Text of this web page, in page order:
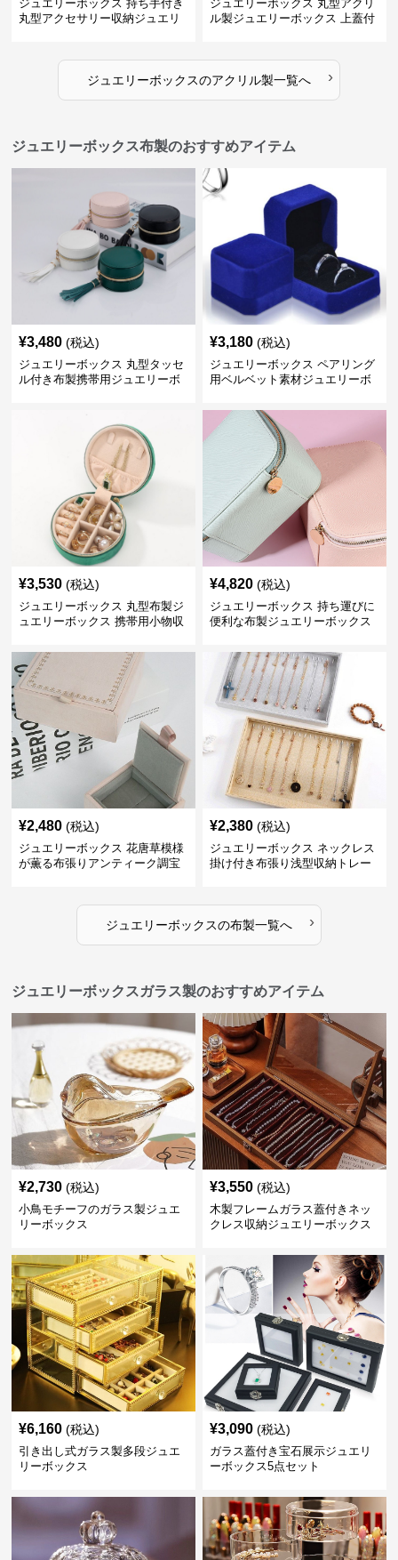
ジュエリーボックス 持ち手付き
丸型アクセサリー収納ジュエリ
ジュエリーボックス 丸型アクリ
ル製ジュエリーボックス 上蓋付
ジュエリーボックスのアクリル製一覧へ ›
ジュエリーボックス布製のおすすめアイテム
¥3,480 (税込)
ジュエリーボックス 丸型タッセ
ル付き布製携帯用ジュエリーボ
¥3,180 (税込)
ジュエリーボックス ペアリング
用ベルベット素材ジュエリーボ
¥3,530 (税込)
ジュエリーボックス 丸型布製ジ
ュエリーボックス 携帯用小物収
¥4,820 (税込)
ジュエリーボックス 持ち運びに
便利な布製ジュエリーボックス
¥2,480 (税込)
ジュエリーボックス 花唐草模様
が薫る布張りアンティーク調宝
¥2,380 (税込)
ジュエリーボックス ネックレス
掛け付き布張り浅型収納トレー
ジュエリーボックスの布製一覧へ ›
ジュエリーボックスガラス製のおすすめアイテム
¥2,730 (税込)
小鳥モチーフのガラス製ジュエ
リーボックス
¥3,550 (税込)
木製フレームガラス蓋付きネッ
クレス収納ジュエリーボックス
¥6,160 (税込)
引き出し式ガラス製多段ジュエ
リーボックス
¥3,090 (税込)
ガラス蓋付き宝石展示ジュエリ
ーボックス5点セット